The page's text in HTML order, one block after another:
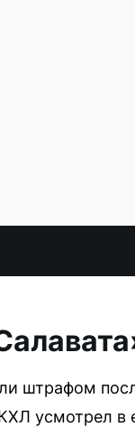
штрафом
усмотрел в